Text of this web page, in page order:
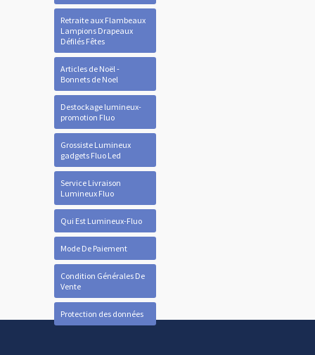
Retraite aux Flambeaux
Lampions Drapeaux
Défilés Fêtes
Articles de Noël -
Bonnets de Noel
Destockage lumineux-
promotion Fluo
Grossiste Lumineux
gadgets Fluo Led
Service Livraison
Lumineux Fluo
Qui Est Lumineux-Fluo
Mode De Paiement
Condition Générales De
Vente
Protection des données